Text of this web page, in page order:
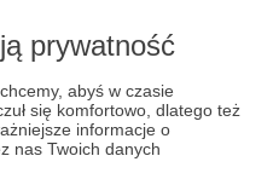
prywatność
abyś w czasie
się komfortowo, dlatego też
informacje o
nas Twoich danych
o wysłaniu do ewakuacji z
„śmigieł”. Tajemnicą
realnych możliwości.
Lądek Zdrój